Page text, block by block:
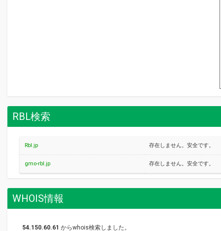
RBL検索
Rbl.jp 存在しません。安全です。
gmo-rbl.jp 存在しません。安全です。
WHOIS情報
54.150.60.61 からwhois検索しました。